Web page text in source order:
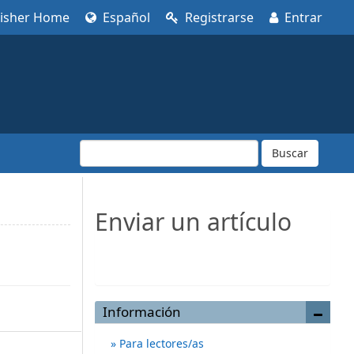
Home Español Registrarse Entrar
Buscar
Enviar un artículo
Información
Para lectores/as